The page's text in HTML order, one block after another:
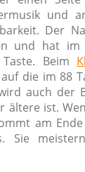
und
Der
und hat im
Beim
die im 88
auch der
ältere ist.
am
Sie